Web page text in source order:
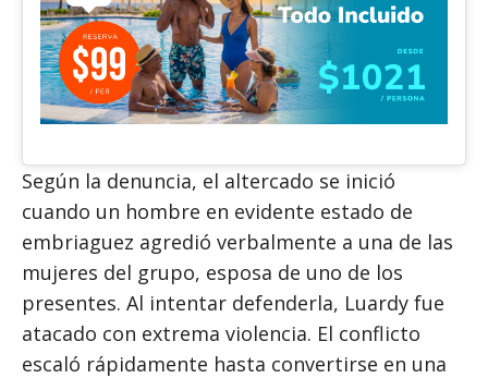
Según la denuncia, el altercado se inició
cuando un hombre en evidente estado de
embriaguez agredió verbalmente a una de las
mujeres del grupo, esposa de uno de los
presentes. Al intentar defenderla, Luardy fue
atacado con extrema violencia. El conflicto
escaló rápidamente hasta convertirse en una